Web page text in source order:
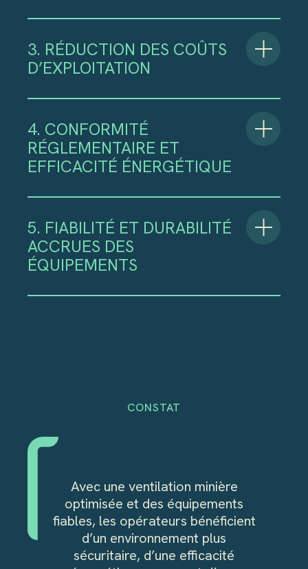
3. RÉDUCTION DES COÛTS
D’EXPLOITATION
4. CONFORMITÉ
RÉGLEMENTAIRE ET
EFFICACITÉ ÉNERGÉTIQUE
5. FIABILITÉ ET DURABILITÉ
ACCRUES DES
ÉQUIPEMENTS
CONSTAT
Avec une ventilation minière
optimisée et des équipements
fiables, les opérateurs bénéficient
d’un environnement plus
sécuritaire, d’une efficacité